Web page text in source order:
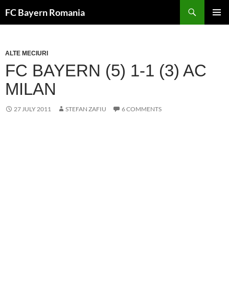
toFC Bayern Romania
ALTE MECIURI
FC BAYERN (5) 1-1 (3) AC
MILAN
27 JULY 2011 STEFAN ZAFIU 6 COMMENTS